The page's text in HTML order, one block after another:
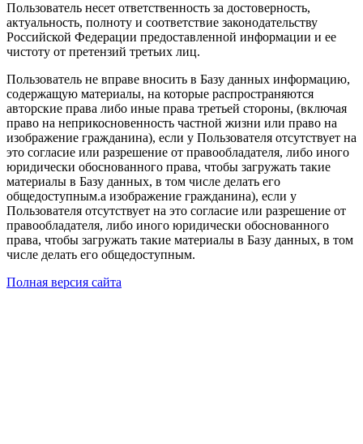
Пользователь несет ответственность за достоверность,
актуальность, полноту и соответствие законодательству
Российской Федерации предоставленной информации и ее
чистоту от претензий третьих лиц.
Пользователь не вправе вносить в Базу данных информацию,
содержащую материалы, на которые распространяются
авторские права либо иные права третьей стороны, (включая
право на неприкосновенность частной жизни или право на
изображение гражданина), если у Пользователя отсутствует на
это согласие или разрешение от правообладателя, либо иного
юридически обоснованного права, чтобы загружать такие
материалы в Базу данных, в том числе делать его
общедоступным.а изображение гражданина), если у
Пользователя отсутствует на это согласие или разрешение от
правообладателя, либо иного юридически обоснованного
права, чтобы загружать такие материалы в Базу данных, в том
числе делать его общедоступным.
Полная версия сайта